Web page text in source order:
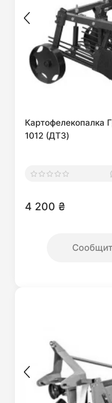
Картофелекопалка
1012 (ДТЗ)
4 200 ₴